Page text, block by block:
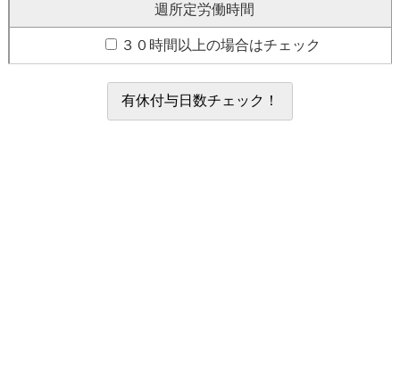
週所定労働時間
３０時間以上の場合はチェック